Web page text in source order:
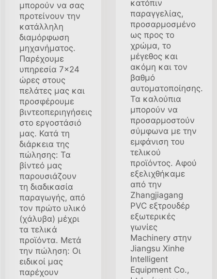
μπορούν να σας
προτείνουν την
κατάλληλη
διαμόρφωση
μηχανήματος.
Παρέχουμε
υπηρεσία 7×24
ώρες στους
πελάτες μας και
προσφέρουμε
βιντεοπεριηγήσεις
στο εργοστάσιό
μας. Κατά τη
διάρκεια της
πώλησης: Τα
βίντεό μας
παρουσιάζουν
τη διαδικασία
παραγωγής, από
τον πρώτο υλικό
(χάλυβα) μέχρι
τα τελικά
προϊόντα. Μετά
την πώληση: Οι
ειδικοί μας
παρέχουν
κατόπιν
παραγγελίας,
προσαρμοσμένο
ως προς το
χρώμα, το
μέγεθος και
ακόμη και τον
βαθμό
αυτοματοποίησης.
Τα καλούπια
μπορούν να
προσαρμοστούν
σύμφωνα με την
εμφάνιση του
τελικού
προϊόντος. Αφού
εξελιχθήκαμε
από την
Zhangjiagang
PVC εξτρουδέρ
εξωτερικές
γωνίες
Machinery στην
Jiangsu Xinhe
Intelligent
Equipment Co.,